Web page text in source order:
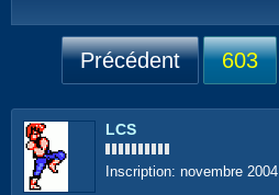
Précédent 603
LCS
Inscription: novembre 2004